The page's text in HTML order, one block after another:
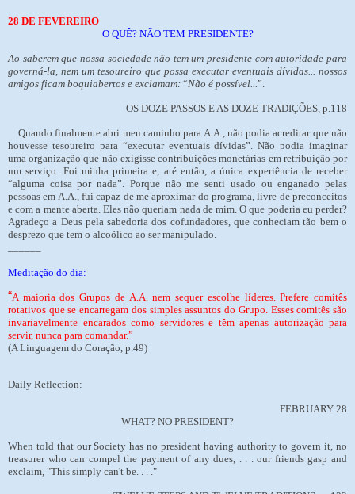
28 DE FEVEREIRO
O QUÊ? NÃO TEM PRESIDENTE?
Ao saberem que nossa sociedade não tem um presidente com autoridade para
governá-la, nem um tesoureiro que possa executar eventuais dívidas... nossos
amigos ficam boquiabertos e exclamam: “Não é possível...”.
OS DOZE PASSOS E AS DOZE TRADIÇÕES, p.118
Quando finalmente abri meu caminho para A.A., não podia acreditar que não
houvesse tesoureiro para “executar eventuais dívidas”. Não podia imaginar
uma organização que não exigisse contribuições monetárias em retribuição por
um serviço. Foi minha primeira e, até então, a única experiência de receber
“alguma coisa por nada”. Porque não me senti usado ou enganado pelas
pessoas em A.A., fui capaz de me aproximar do programa, livre de preconceitos
e com a mente aberta. Eles não queriam nada de mim. O que poderia eu perder?
Agradeço a Deus pela sabedoria dos cofundadores, que conheciam tão bem o
desprezo que tem o alcoólico ao ser manipulado.
Meditação do dia:
“A maioria dos Grupos de A.A. nem sequer escolhe líderes. Prefere comitês
rotativos que se encarregam dos simples assuntos do Grupo. Esses comitês são
invariavelmente encarados como servidores e têm apenas autorização para
servir, nunca para comandar.”
(A Linguagem do Coração, p.49)
Daily Reflection:
FEBRUARY 28
WHAT? NO PRESIDENT?
When told that our Society has no president having authority to govern it, no
treasurer who can compel the payment of any dues, . . . our friends gasp and
exclaim, "This simply can't be. . . ."